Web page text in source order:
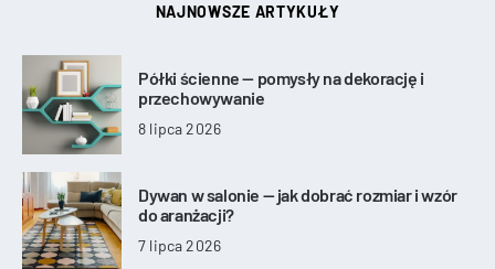
NAJNOWSZE ARTYKUŁY
Półki ścienne — pomysły na dekorację i
przechowywanie
8 lipca 2026
Dywan w salonie — jak dobrać rozmiar i wzór
do aranżacji?
7 lipca 2026